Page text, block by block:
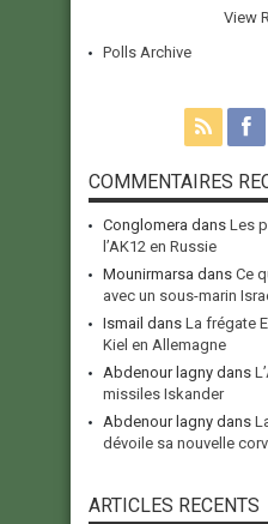
View
Polls Archive
COMMENTAIRES
Conglomera dans Les
l’AK12 en Russie
Mounirmarsa dans Ce
avec un sous-marin
Ismail dans La frégate
Kiel en Allemagne
Abdenour lagny dans
missiles Iskander
Abdenour lagny dans
dévoile sa nouvelle
ARTICLES RECENTS